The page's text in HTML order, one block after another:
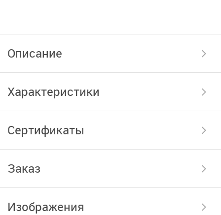
Описание
Характеристики
Сертификаты
Заказ
Изображения